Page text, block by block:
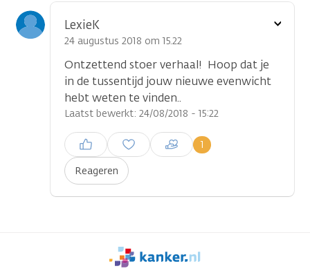
LexieK
24 augustus 2018 om 15.22
Ontzettend stoer verhaal! Hoop dat je
in de tussentijd jouw nieuwe evenwicht
hebt weten te vinden..
Laatst bewerkt: 24/08/2018 - 15:22
Reageren
1
Inloggen om een reactie te
plaatsen
Toon
...
We